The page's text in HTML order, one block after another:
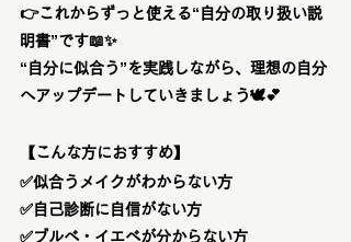
👉これからずっと使える“自分の取り扱い説
明書”です📖✨
“自分に似合う”を実践しながら、理想の自分
へアップデートしていきましょう🕊️💕
【こんな方におすすめ】
✅似合うメイクがわからない方
✅ 自己診断に自信がない方
✅ブルベ・イエベが分からない方